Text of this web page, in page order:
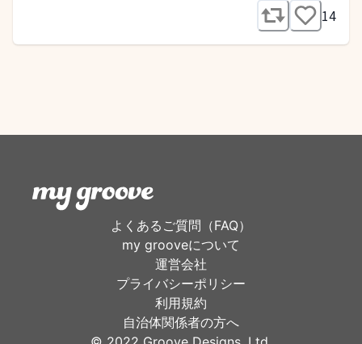
14
よくあるご質問（FAQ）
my grooveについて
運営会社
プライバシーポリシー
利用規約
自治体関係者の方へ